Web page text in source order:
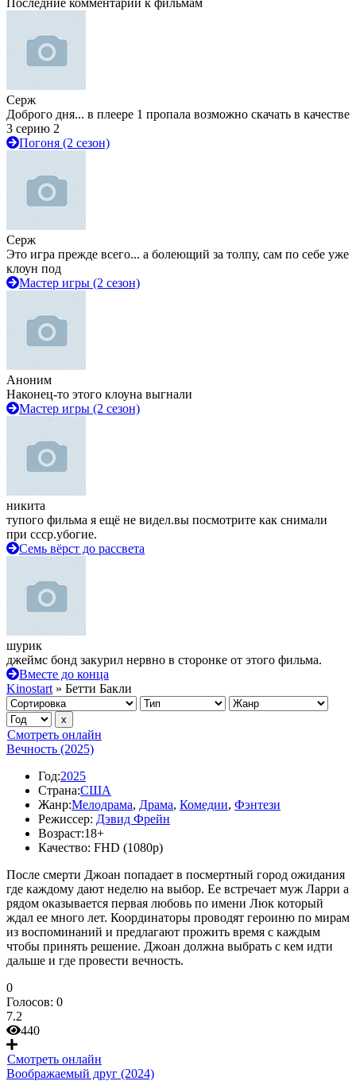
Последние комментарии к фильмам
Серж
Доброго дня... в плеере 1 пропала возможно скачать в качестве
3 серию 2
Погоня (2 сезон)
Серж
Это игра прежде всего... а болеющий за толпу, сам по себе уже
клоун под
Мастер игры (2 сезон)
Аноним
Наконец-то этого клоуна выгнали
Мастер игры (2 сезон)
никита
тупого фильма я ещё не видел.вы посмотрите как снимали
при ссср.убогие.
Семь вёрст до рассвета
шурик
джеймс бонд закурил нервно в сторонке от этого фильма.
Вместе до конца
Kinostart » Бетти Бакли
Смотреть онлайн
Вечность (2025)
Год:2025
Страна:США
Жанр:Мелодрама, Драма, Комедии, Фэнтези
Режиссер: Дэвид Фрейн
Возраст:18+
Качество: FHD (1080p)
После смерти Джоан попадает в посмертный город ожидания
где каждому дают неделю на выбор. Ее встречает муж Ларри а
рядом оказывается первая любовь по имени Люк который
ждал ее много лет. Координаторы проводят героиню по мирам
из воспоминаний и предлагают прожить время с каждым
чтобы принять решение. Джоан должна выбрать с кем идти
дальше и где провести вечность.
0
Голосов: 0
7.2
440
Смотреть онлайн
Воображаемый друг (2024)